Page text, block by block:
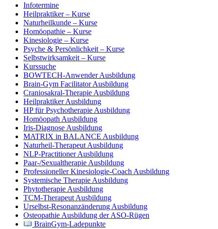
Infotermine
Heilpraktiker – Kurse
Naturheilkunde – Kurse
Homöopathie – Kurse
Kinesiologie – Kurse
Psyche & Persönlichkeit – Kurse
Selbstwirksamkeit – Kurse
Kurssuche
BOWTECH-Anwender Ausbildung
Brain-Gym Facilitator Ausbildung
Craniosakral-Therapie Ausbildung
Heilpraktiker Ausbildung
HP für Psychotherapie Ausbildung
Homöopath Ausbildung
Iris-Diagnose Ausbildung
MATRIX in BALANCE Ausbildung
Naturheil-Therapeut Ausbildung
NLP-Practitioner Ausbildung
Paar-/Sexualtherapie Ausbildung
Professioneller Kinesiologie-Coach Ausbildung
Systemische Therapie Ausbildung
Phytotherapie Ausbildung
TCM-Therapeut Ausbildung
Urselbst-Resonanzänderung Ausbildung
Osteopathie Ausbildung der ASO-Rügen
BrainGym-Ladepunkte